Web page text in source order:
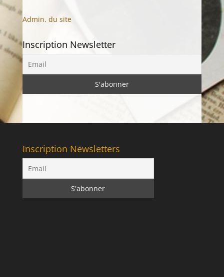
Admin. du site
Inscription Newsletter
Inscription Newsletters